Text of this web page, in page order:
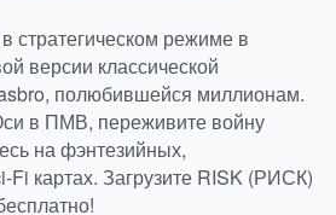
стратегическом режиме в
версии классической
полюбившейся миллионам.
в ПМВ, переживите войну
на фэнтезийных,
Fi картах. Загрузите RISK (РИСК)